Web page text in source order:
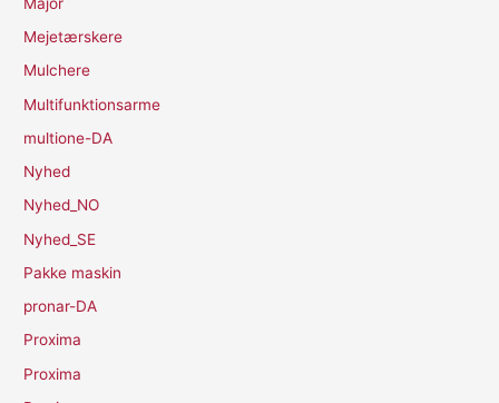
Mejetærskere
Mulchere
Multifunktionsarme
multione-DA
Nyhed
Nyhed_NO
Nyhed_SE
Pakke maskin
pronar-DA
Proxima
Proxima